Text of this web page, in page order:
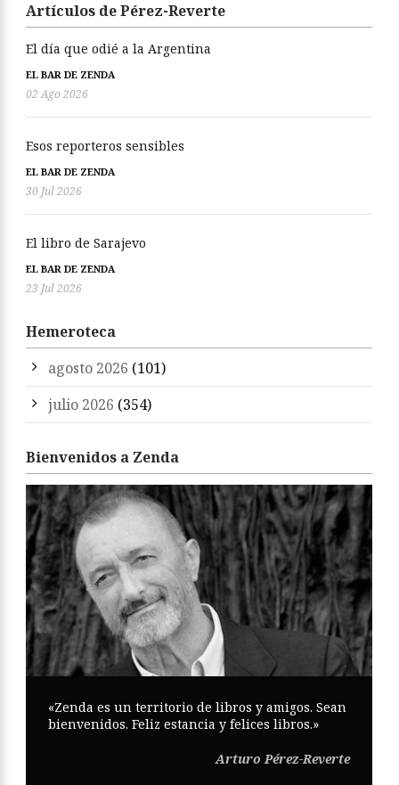
Artículos de Pérez-Reverte
El día que odié a la Argentina
EL BAR DE ZENDA
02 Ago 2026
Esos reporteros sensibles
EL BAR DE ZENDA
30 Jul 2026
El libro de Sarajevo
EL BAR DE ZENDA
23 Jul 2026
Hemeroteca
agosto 2026 (101)
julio 2026 (354)
Bienvenidos a Zenda
«Zenda es un territorio de libros y amigos. Sean
bienvenidos. Feliz estancia y felices libros.»
Arturo Pérez-Reverte